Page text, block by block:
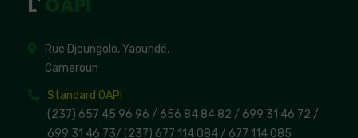
Rue Djoungolo, Yaoundé,
Cameroun
Standard OAPI
(237) 657 45 96 96 / 656 84 84 82 / 699 31 46 72 /
699 31 46 73/ (237) 677 114 084 / 677 114 085